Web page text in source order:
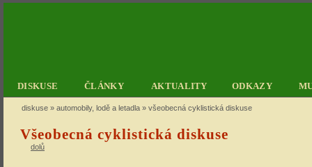
DISKUSE ČLÁNKY AKTUALITY ODKAZY
diskuse » automobily, lodě a letadla » všeobecná cyklistická diskuse
Všeobecná cyklistická diskuse
dolů